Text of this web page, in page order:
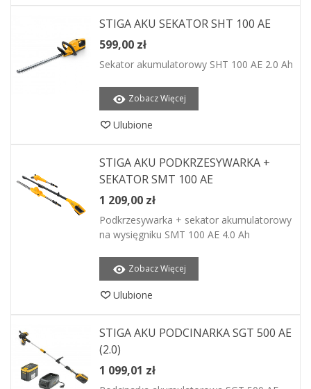
STIGA AKU SEKATOR SHT 100 AE
599,00 zł
Sekator akumulatorowy SHT 100 AE 2.0 Ah
Zobacz Więcej
Ulubione
STIGA AKU PODKRZESYWARKA +
SEKATOR SMT 100 AE
1 209,00 zł
Podkrzesywarka + sekator akumulatorowy
na wysięgniku SMT 100 AE 4.0 Ah
Zobacz Więcej
Ulubione
STIGA AKU PODCINARKA SGT 500 AE
(2.0)
1 099,01 zł